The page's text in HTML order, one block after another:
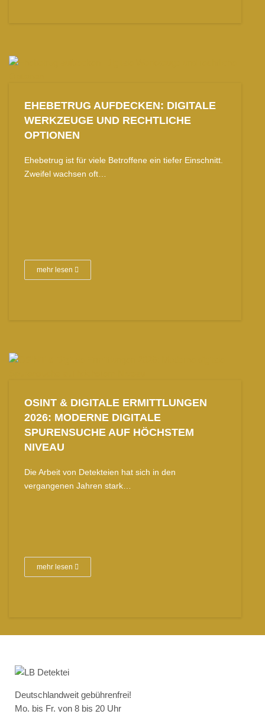
EHEBETRUG AUFDECKEN: DIGITALE
WERKZEUGE UND RECHTLICHE
OPTIONEN
Ehebetrug ist für viele Betroffene ein tiefer Einschnitt.
Zweifel wachsen oft…
mehr lesen
OSINT & DIGITALE ERMITTLUNGEN
2026: MODERNE DIGITALE
SPURENSUCHE AUF HÖCHSTEM
NIVEAU
Die Arbeit von Detekteien hat sich in den
vergangenen Jahren stark…
mehr lesen
Deutschlandweit gebührenfrei!
Mo. bis Fr. von 8 bis 20 Uhr